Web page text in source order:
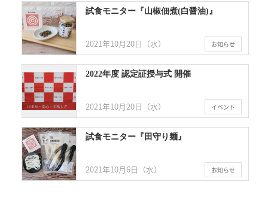
試食モニター『山椒佃煮(白醤油)』
2021年10月20日（水） お知らせ
2022年度 認定証授与式 開催
2021年10月20日（水） イベント
試食モニター『田守り麺』
2021年10月6日（水） お知らせ